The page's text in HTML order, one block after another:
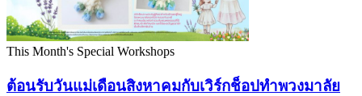
This Month's Special Workshops
ต้อนรับวันแม่เดือนสิงหาคมกับเวิร์กช็อปทำพวงมาลัย